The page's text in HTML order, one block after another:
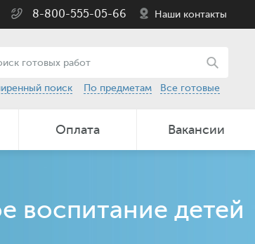
8-800-555-05-66 Наши контакты
поиск По предметам Все готовые
Оплата Вакансии
воспитание детей